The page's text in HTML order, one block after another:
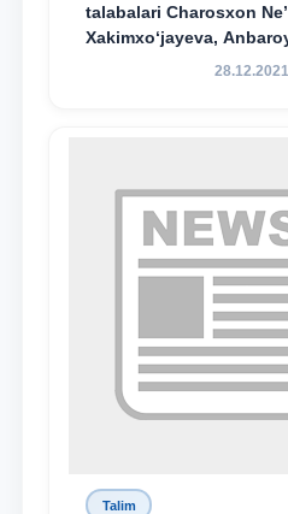
talabalari Charosxon
Xakimxo‘jayeva,
hamda TDYU qoshidagi
bo‘ldi.
28.12.2021
Talim